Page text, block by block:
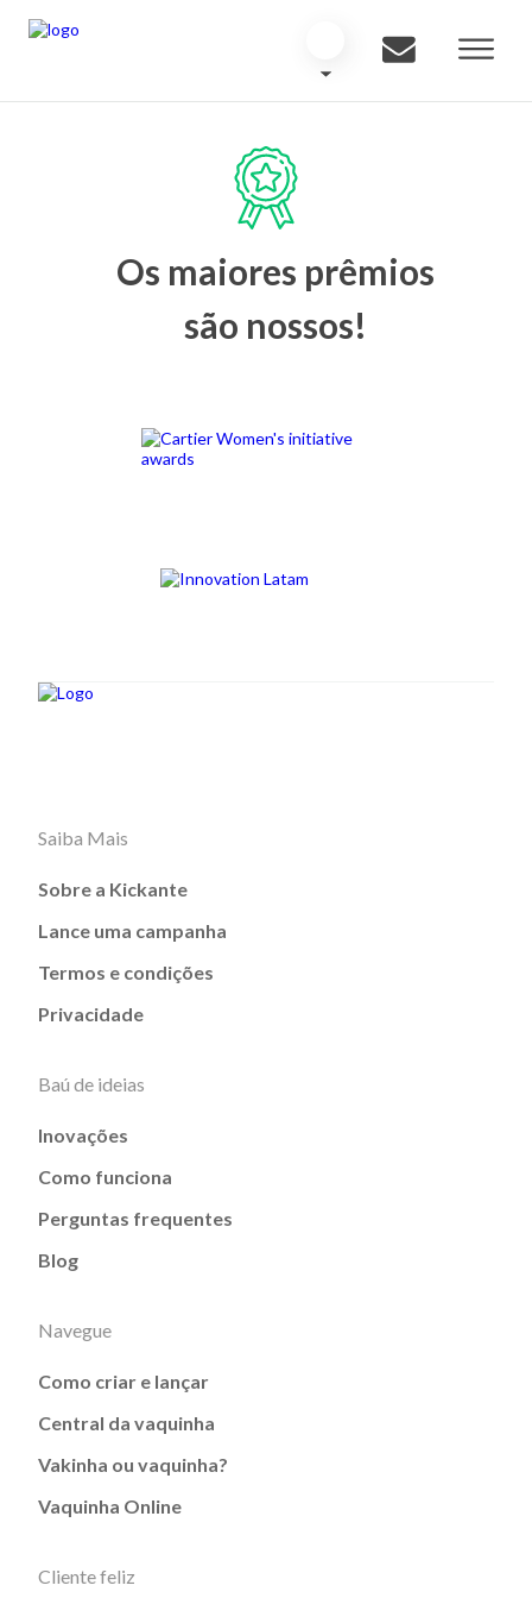
Os maiores prêmios
são nossos!
Saiba Mais
Sobre a Kickante
Lance uma campanha
Termos e condições
Privacidade
Baú de ideias
Inovações
Como funciona
Perguntas frequentes
Blog
Navegue
Como criar e lançar
Central da vaquinha
Vakinha ou vaquinha?
Vaquinha Online
Cliente feliz